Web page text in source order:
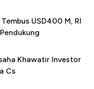
USD400 M, RI
Khawatir Investor
Cs